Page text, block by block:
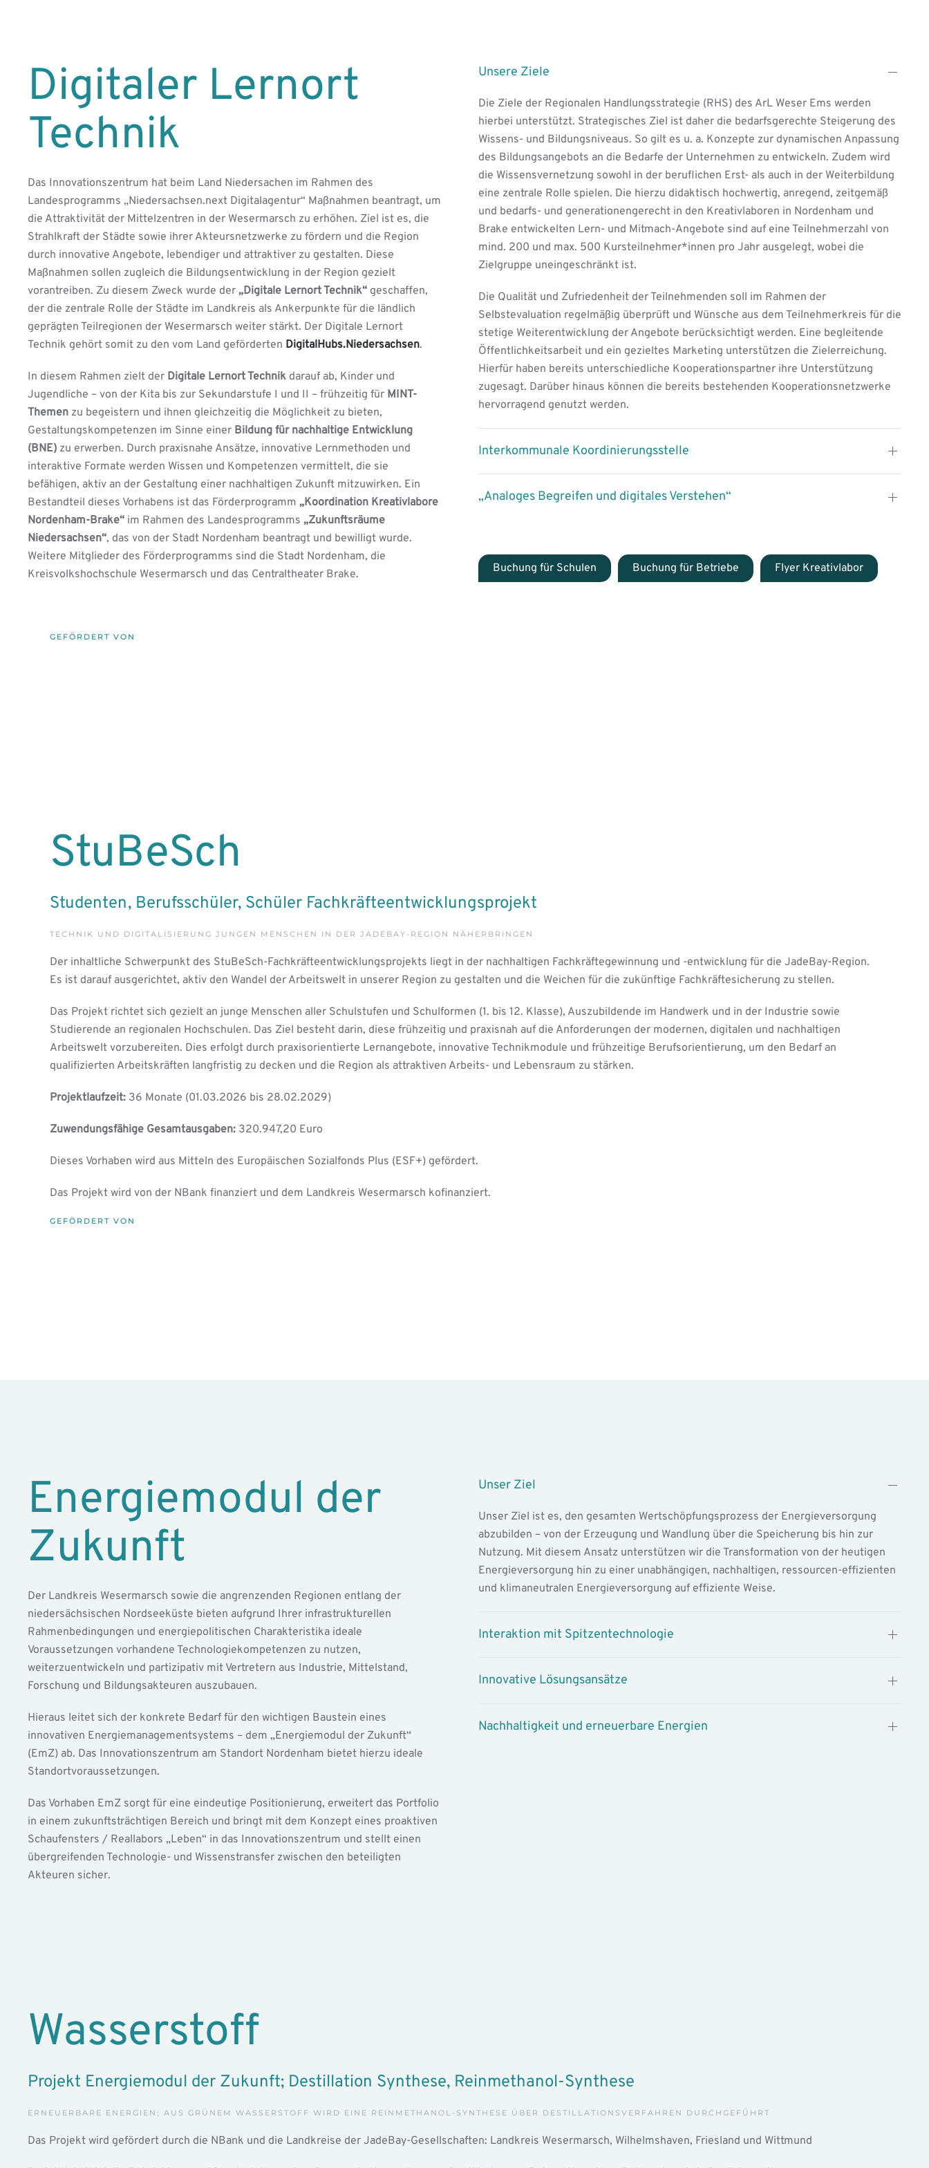
Digitaler Lernort
Technik
Das Innovationszentrum hat beim Land Niedersachen im Rahmen des
Landesprogramms „Niedersachsen.next Digitalagentur“ Maßnahmen beantragt, um
die Attraktivität der Mittelzentren in der Wesermarsch zu erhöhen. Ziel ist es, die
Strahlkraft der Städte sowie ihrer Akteursnetzwerke zu fördern und die Region
durch innovative Angebote, lebendiger und attraktiver zu gestalten. Diese
Maßnahmen sollen zugleich die Bildungsentwicklung in der Region gezielt
vorantreiben. Zu diesem Zweck wurde der „Digitale Lernort Technik“ geschaffen,
der die zentrale Rolle der Städte im Landkreis als Ankerpunkte für die ländlich
geprägten Teilregionen der Wesermarsch weiter stärkt. Der Digitale Lernort
Technik gehört somit zu den vom Land geförderten DigitalHubs.Niedersachsen.
In diesem Rahmen zielt der Digitale Lernort Technik darauf ab, Kinder und
Jugendliche – von der Kita bis zur Sekundarstufe I und II – frühzeitig für MINT-
Themen zu begeistern und ihnen gleichzeitig die Möglichkeit zu bieten,
Gestaltungskompetenzen im Sinne einer Bildung für nachhaltige Entwicklung
(BNE) zu erwerben. Durch praxisnahe Ansätze, innovative Lernmethoden und
interaktive Formate werden Wissen und Kompetenzen vermittelt, die sie
befähigen, aktiv an der Gestaltung einer nachhaltigen Zukunft mitzuwirken. Ein
Bestandteil dieses Vorhabens ist das Förderprogramm „Koordination Kreativlabore
Nordenham-Brake“ im Rahmen des Landesprogramms „Zukunftsräume
Niedersachsen“, das von der Stadt Nordenham beantragt und bewilligt wurde.
Weitere Mitglieder des Förderprogramms sind die Stadt Nordenham, die
Kreisvolkshochschule Wesermarsch und das Centraltheater Brake.
Unsere Ziele
Die Ziele der Regionalen Handlungsstrategie (RHS) des ArL Weser Ems werden
hierbei unterstützt. Strategisches Ziel ist daher die bedarfsgerechte Steigerung des
Wissens- und Bildungsniveaus. So gilt es u. a. Konzepte zur dynamischen Anpassung
des Bildungsangebots an die Bedarfe der Unternehmen zu entwickeln. Zudem wird
die Wissensvernetzung sowohl in der beruflichen Erst- als auch in der Weiterbildung
eine zentrale Rolle spielen. Die hierzu didaktisch hochwertig, anregend, zeitgemäß
und bedarfs- und generationengerecht in den Kreativlaboren in Nordenham und
Brake entwickelten Lern- und Mitmach-Angebote sind auf eine Teilnehmerzahl von
mind. 200 und max. 500 Kursteilnehmer*innen pro Jahr ausgelegt, wobei die
Zielgruppe uneingeschränkt ist.
Die Qualität und Zufriedenheit der Teilnehmenden soll im Rahmen der
Selbstevaluation regelmäßig überprüft und Wünsche aus dem Teilnehmerkreis für die
stetige Weiterentwicklung der Angebote berücksichtigt werden. Eine begleitende
Öffentlichkeitsarbeit und ein gezieltes Marketing unterstützen die Zielerreichung.
Hierfür haben bereits unterschiedliche Kooperationspartner ihre Unterstützung
zugesagt. Darüber hinaus können die bereits bestehenden Kooperationsnetzwerke
hervorragend genutzt werden.
Interkommunale Koordinierungsstelle
„Analoges Begreifen und digitales Verstehen“
Buchung für Schulen Buchung für Betriebe Flyer Kreativlabor
GEFÖRDERT VON
StuBeSch
Studenten, Berufsschüler, Schüler Fachkräfteentwicklungsprojekt
TECHNIK UND DIGITALISIERUNG JUNGEN MENSCHEN IN DER JADEBAY-REGION NÄHERBRINGEN
Der inhaltliche Schwerpunkt des StuBeSch-Fachkräfteentwicklungsprojekts liegt in der nachhaltigen Fachkräftegewinnung und -entwicklung für die JadeBay-Region.
Es ist darauf ausgerichtet, aktiv den Wandel der Arbeitswelt in unserer Region zu gestalten und die Weichen für die zukünftige Fachkräftesicherung zu stellen.
Das Projekt richtet sich gezielt an junge Menschen aller Schulstufen und Schulformen (1. bis 12. Klasse), Auszubildende im Handwerk und in der Industrie sowie
Studierende an regionalen Hochschulen. Das Ziel besteht darin, diese frühzeitig und praxisnah auf die Anforderungen der modernen, digitalen und nachhaltigen
Arbeitswelt vorzubereiten. Dies erfolgt durch praxisorientierte Lernangebote, innovative Technikmodule und frühzeitige Berufsorientierung, um den Bedarf an
qualifizierten Arbeitskräften langfristig zu decken und die Region als attraktiven Arbeits- und Lebensraum zu stärken.
Projektlaufzeit: 36 Monate (01.03.2026 bis 28.02.2029)
Zuwendungsfähige Gesamtausgaben: 320.947,20 Euro
Dieses Vorhaben wird aus Mitteln des Europäischen Sozialfonds Plus (ESF+) gefördert.
Das Projekt wird von der NBank finanziert und dem Landkreis Wesermarsch kofinanziert.
GEFÖRDERT VON
Energiemodul der
Zukunft
Der Landkreis Wesermarsch sowie die angrenzenden Regionen entlang der
niedersächsischen Nordseeküste bieten aufgrund Ihrer infrastrukturellen
Rahmenbedingungen und energiepolitischen Charakteristika ideale
Voraussetzungen vorhandene Technologiekompetenzen zu nutzen,
weiterzuentwickeln und partizipativ mit Vertretern aus Industrie, Mittelstand,
Forschung und Bildungsakteuren auszubauen.
Hieraus leitet sich der konkrete Bedarf für den wichtigen Baustein eines
innovativen Energiemanagementsystems – dem „Energiemodul der Zukunft“
(EmZ) ab. Das Innovationszentrum am Standort Nordenham bietet hierzu ideale
Standortvoraussetzungen.
Das Vorhaben EmZ sorgt für eine eindeutige Positionierung, erweitert das Portfolio
in einem zukunftsträchtigen Bereich und bringt mit dem Konzept eines proaktiven
Schaufensters / Reallabors „Leben“ in das Innovationszentrum und stellt einen
übergreifenden Technologie- und Wissenstransfer zwischen den beteiligten
Akteuren sicher.
Unser Ziel
Unser Ziel ist es, den gesamten Wertschöpfungsprozess der Energieversorgung
abzubilden – von der Erzeugung und Wandlung über die Speicherung bis hin zur
Nutzung. Mit diesem Ansatz unterstützen wir die Transformation von der heutigen
Energieversorgung hin zu einer unabhängigen, nachhaltigen, ressourcen-effizienten
und klimaneutralen Energieversorgung auf effiziente Weise.
Interaktion mit Spitzentechnologie
Innovative Lösungsansätze
Nachhaltigkeit und erneuerbare Energien
Wasserstoff
Projekt Energiemodul der Zukunft; Destillation Synthese, Reinmethanol-Synthese
ERNEUERBARE ENERGIEN; AUS GRÜNEM WASSERSTOFF WIRD EINE REINMETHANOL-SYNTHESE ÜBER DESTILLATIONSVERFAHREN DURCHGEFÜHRT
Das Projekt wird gefördert durch die NBank und die Landkreise der JadeBay-Gesellschaften: Landkreis Wesermarsch, Wilhelmshaven, Friesland und Wittmund